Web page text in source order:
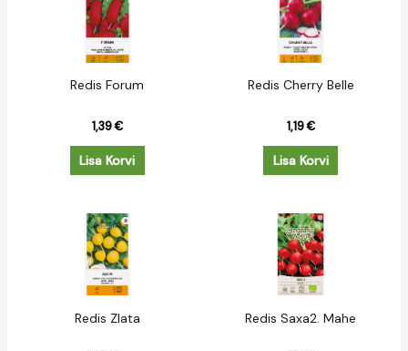
Redis Forum
1,39€
Lisa Korvi
Redis Cherry Belle
1,19€
Lisa Korvi
Redis Zlata Redis Saxa2. Mahe